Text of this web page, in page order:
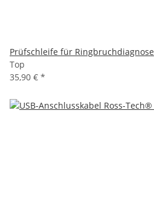
Prüfschleife für Ringbruchdiagnose
Top
35,90 € *